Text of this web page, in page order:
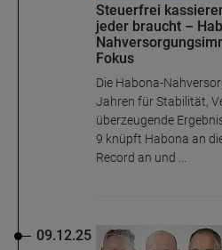
Steuerfrei
jeder braucht –
Fokus
Die Habona-
Jahren für Stabilität,
überzeugende
9 knüpft Habona an
Record an und ...
09.12.25